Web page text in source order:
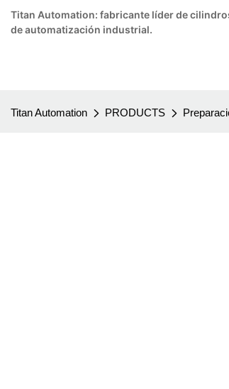
Titan Automation: fabricante líder de
de automatización industrial.
Titan Automation PRODUCTS